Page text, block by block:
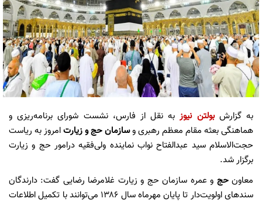
به گزارش بولتن نیوزبه نقل از فارس، نشست شورای برنامه‌ریزی و
هماهنگی بعثه مقام معظم رهبری وسازمان حج و زیارتامروز به ریاست
حجت‌الاسلام سید عبدالفتاح نواب نماینده ولی‌فقیه درامور حج و زیارت
برگزار شد.
معاونحج و عمره سازمان حج و زیارت غلامرضا رضایی گفت: دارندگان
سندهای اولویت‌دار تا پایان مهرماه سال ۱۳۸۶ می‌توانند با تکمیل اطلاعات